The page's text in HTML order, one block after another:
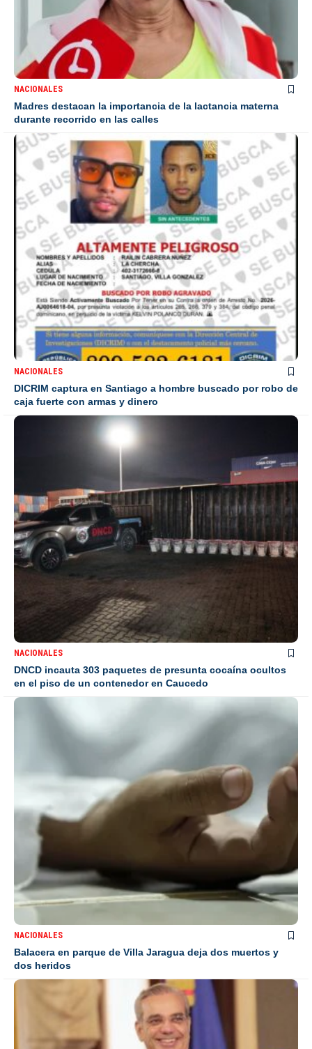
NACIONALES
Madres destacan la importancia de la lactancia materna
durante recorrido en las calles
NACIONALES
DICRIM captura en Santiago a hombre buscado por robo de
caja fuerte con armas y dinero
NACIONALES
DNCD incauta 303 paquetes de presunta cocaína ocultos
en el piso de un contenedor en Caucedo
NACIONALES
Balacera en parque de Villa Jaragua deja dos muertos y
dos heridos